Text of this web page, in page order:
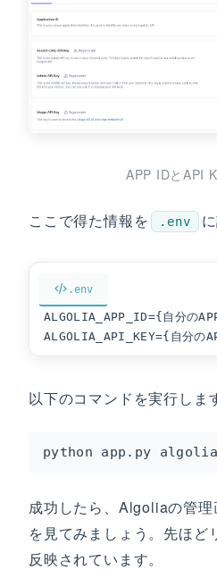
APP IDとAPI
ここで得た情報を .env
.env
ALGOLIA_APP_ID={自分の
ALGOLIA_API_KEY={自分の
以下のコマンドを実行しま
python app.py
成功したら、Algoliaの管
を見てみましょう。先ほど
反映されています。